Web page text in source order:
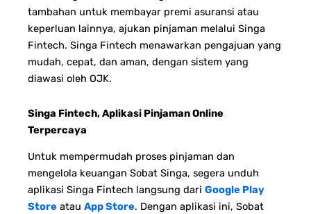
tambahan untuk membayar premi asuransi atau
keperluan lainnya, ajukan pinjaman melalui Singa
Fintech. Singa Fintech menawarkan pengajuan yang
mudah, cepat, dan aman, dengan sistem yang
diawasi oleh OJK.
Singa Fintech, Aplikasi Pinjaman Online
Terpercaya
Untuk mempermudah proses pinjaman dan
mengelola keuangan Sobat Singa, segera unduh
aplikasi Singa Fintech langsung dari Google Play
Store atau App Store. Dengan aplikasi ini, Sobat